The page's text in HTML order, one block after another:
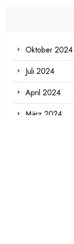
Oktober 2024
Juli 2024
April 2024
März 2024